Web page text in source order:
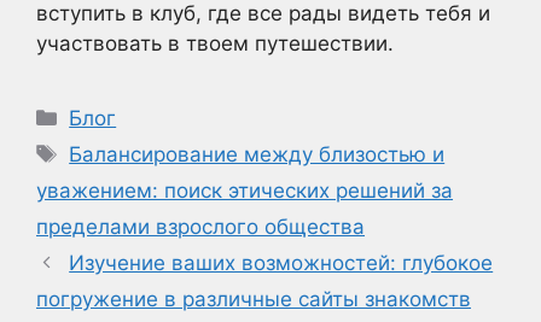
вступить в клуб, где все рады видеть тебя и
участвовать в твоем путешествии.
Рубрики
Блог
Метки
Балансирование между близостью и
уважением: поиск этических решений за
пределами взрослого общества
Изучение ваших возможностей: глубокое
погружение в различные сайты знакомств